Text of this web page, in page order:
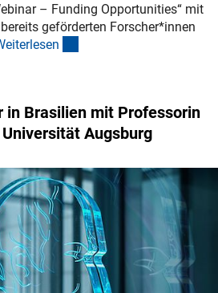
– Funding Opportunities“ mit
geförderten Forscher*innen
n
in Brasilien mit Professorin
Augsburg